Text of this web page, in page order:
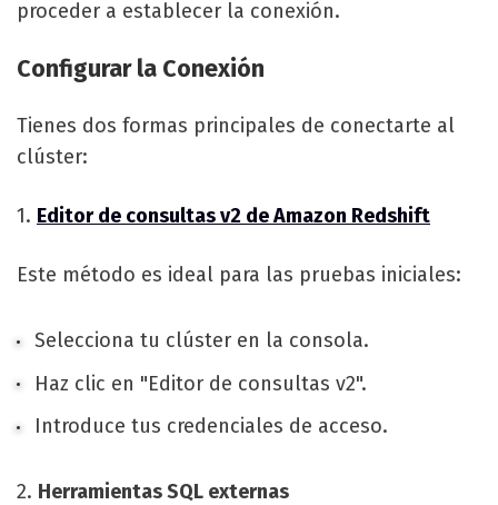
proceder a establecer la conexión.
Configurar la Conexión
Tienes dos formas principales de conectarte al
clúster:
1. Editor de consultas v2 de Amazon Redshift
Este método es ideal para las pruebas iniciales:
Selecciona tu clúster en la consola.
Haz clic en "Editor de consultas v2".
Introduce tus credenciales de acceso.
2. Herramientas SQL externas